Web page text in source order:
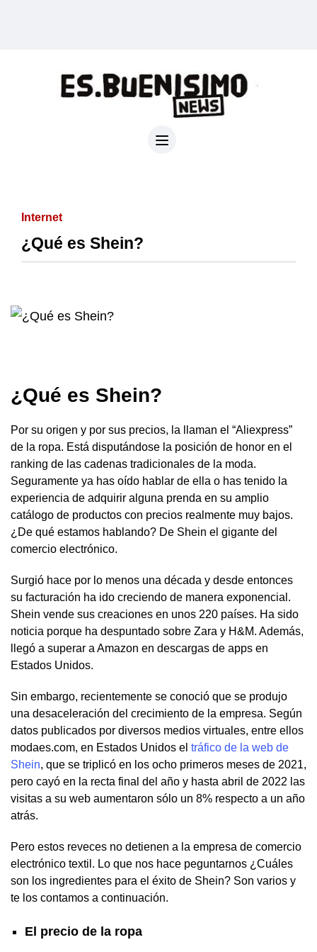
Internet
¿Qué es Shein?
¿Qué es Shein?
Por su origen y por sus precios, la llaman el “Aliexpress”
de la ropa. Está disputándose la posición de honor en el
ranking de las cadenas tradicionales de la moda.
Seguramente ya has oído hablar de ella o has tenido la
experiencia de adquirir alguna prenda en su amplio
catálogo de productos con precios realmente muy bajos.
¿De qué estamos hablando? De Shein el gigante del
comercio electrónico.
Surgió hace por lo menos una década y desde entonces
su facturación ha ido creciendo de manera exponencial.
Shein vende sus creaciones en unos 220 países. Ha sido
noticia porque ha despuntado sobre Zara y H&M. Además,
llegó a superar a Amazon en descargas de apps en
Estados Unidos.
Sin embargo, recientemente se conoció que se produjo
una desaceleración del crecimiento de la empresa. Según
datos publicados por diversos medios virtuales, entre ellos
modaes.com, en Estados Unidos el tráfico de la web de
Shein, que se triplicó en los ocho primeros meses de 2021,
pero cayó en la recta final del año y hasta abril de 2022 las
visitas a su web aumentaron sólo un 8% respecto a un año
atrás.
Pero estos reveces no detienen a la empresa de comercio
electrónico textil. Lo que nos hace peguntarnos ¿Cuáles
son los ingredientes para el éxito de Shein? Son varios y
te los contamos a continuación.
El precio de la ropa